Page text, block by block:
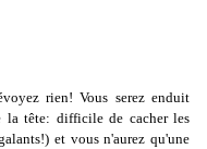
rien! Vous serez enduit
la tête: difficile de cacher les
et vous n'aurez qu'une